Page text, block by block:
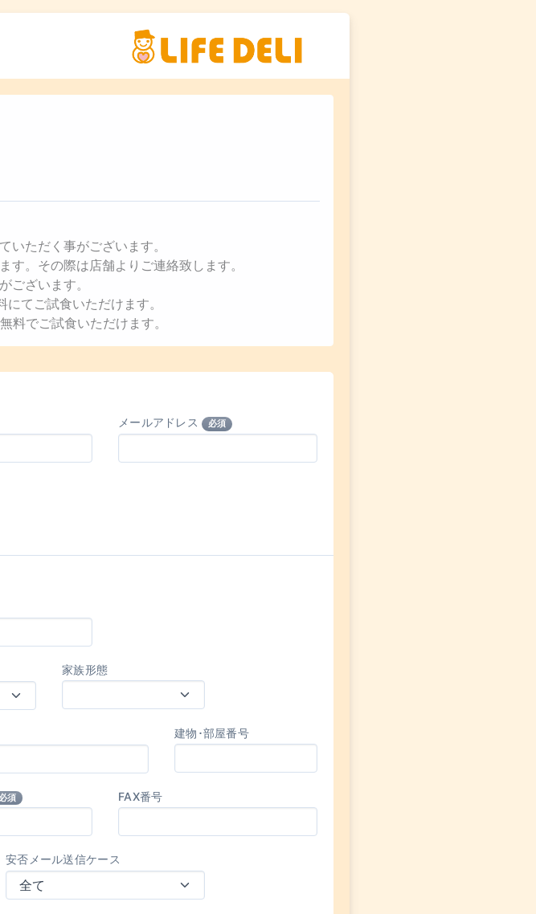
いただく事がございます。
。その際は店舗よりご連絡致します。
ございます。
てご試食いただけます。
料でご試食いただけます。
メールアドレス 必須
家族形態
建物･部屋番号
須 FAX番号
安否メール送信ケース